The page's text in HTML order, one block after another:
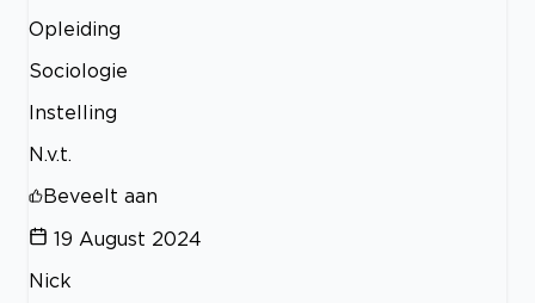
Opleiding
Sociologie
Instelling
N.v.t.
Beveelt aan
19 August 2024
Nick